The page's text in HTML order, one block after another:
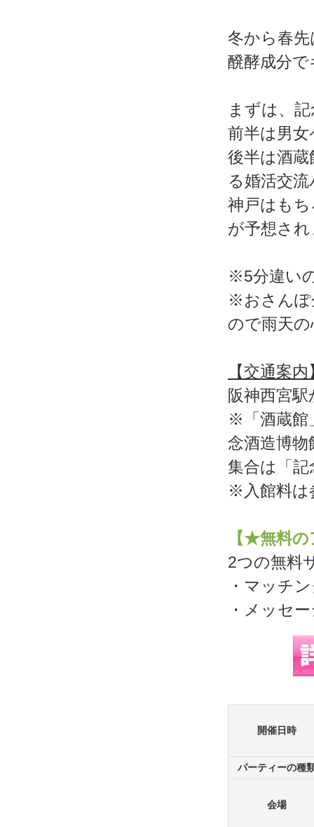
冬から春
醗酵成分
まずは、
前半は男
後半は酒
る婚活交
神戸はも
が予想さ
※5分違い
※おさんぽ
ので雨天
【交通案内
阪神西宮
※「酒蔵館
念酒造博
集合は「
※入館料は
【★無料
2つの無料
・マッチ
・メッセ
開催日時
パーティーの種
会場